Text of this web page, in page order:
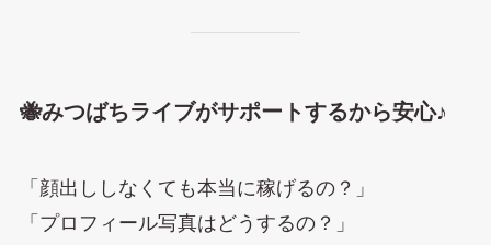
🐝みつばちライブがサポートするから安心♪
「顔出ししなくても本当に稼げるの？」
「プロフィール写真はどうするの？」